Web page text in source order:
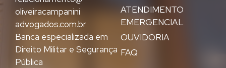
ATENDIMENTO
EMERGENCIAL
OUVIDORIA
FAQ
oliveiracampanini
advogados.com.br
Banca especializada em
Direito Militar e Segurança
Pública